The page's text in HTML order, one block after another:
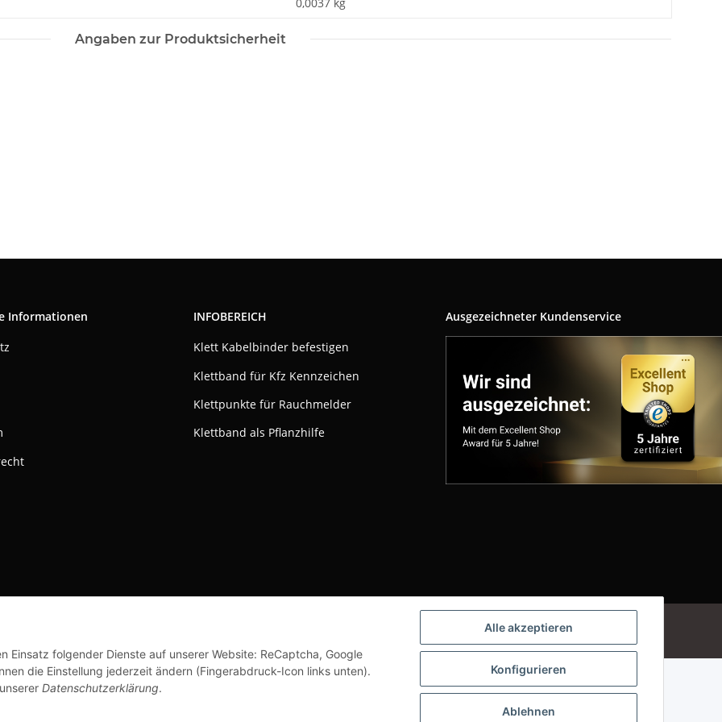
Alle akzeptieren
Konfigurieren
Ablehnen
Einsatz folgender Dienste auf unserer Website: ReCaptcha, Google
die Einstellung jederzeit ändern (Fingerabdruck-Icon links unten).
Datenschutzerklärung.
Angaben zur Produktsicherheit
Informationen INFOBEREICH
Klett Kabelbinder befestigen
Klettband für Kfz Kennzeichen
Klettpunkte für Rauchmelder
Klettband als Pflanzhilfe
Ausgezeichneter Kundenservice
Powered by